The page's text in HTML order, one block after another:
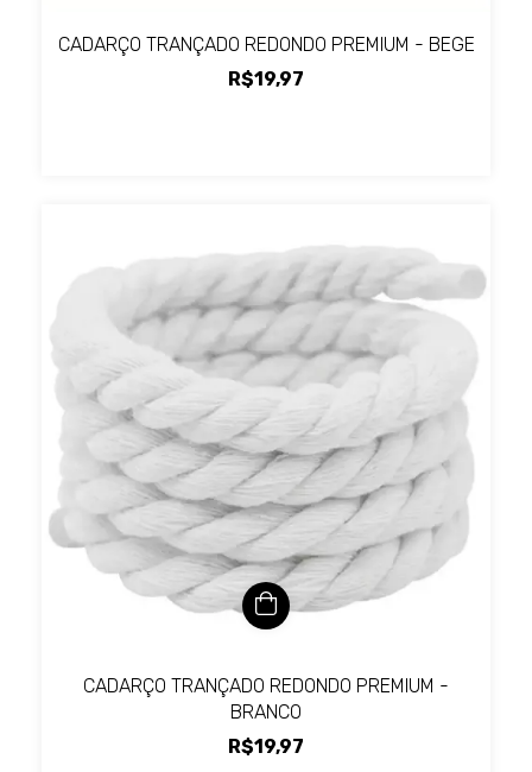
CADARÇO TRANÇADO REDONDO PREMIUM - BEGE
R$19,97
CADARÇO TRANÇADO REDONDO PREMIUM -
BRANCO
R$19,97